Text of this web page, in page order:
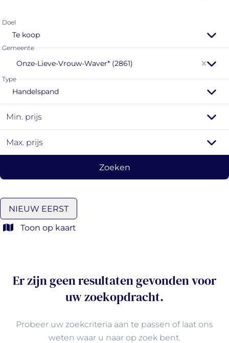
Doel
Te koop
Gemeente
Onze-Lieve-Vrouw-Waver* (2861)
Type
Handelspand
Min. prijs
Max. prijs
Zoeken
Toon op kaart
NIEUW EERST
Er zijn geen resultaten gevonden voor
uw zoekopdracht.
Probeer uw zoekcriteria aan te passen of laat ons
weten waar u naar op zoek bent.